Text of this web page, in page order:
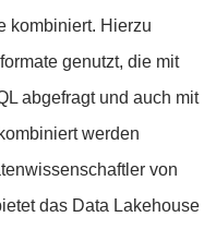
kombiniert. Hierzu
genutzt, die mit
abgefragt und auch mit
werden
von
das Data Lakehouse